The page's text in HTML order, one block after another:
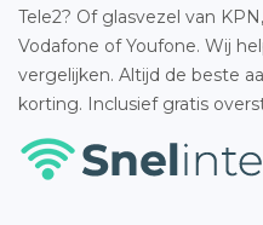
Tele2? Of glasvezel van
Vodafone of Youfone. Wij
vergelijken. Altijd de beste
korting. Inclusief gratis